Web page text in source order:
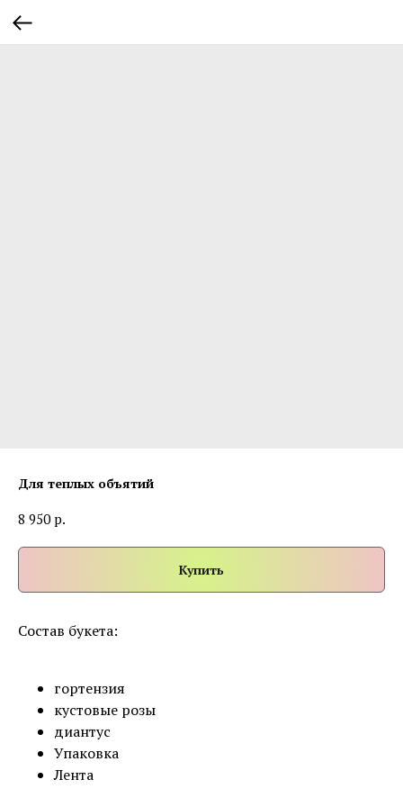
Для теплых объятий
8 950 р.
Купить
Состав букета:
гортензия
кустовые розы
диантус
Упаковка
Лента